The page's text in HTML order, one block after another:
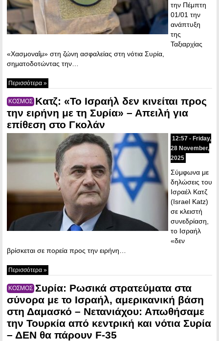
την Πέμπτη
01/01 την
ανάπτυξη
της
Ταξιαρχίας
«Χασμοναΐμ» στη ζώνη ασφαλείας στη νότια Συρία,
σηματοδοτώντας την…
Περισσότερα »
ΚΟΣΜΟΣ Κατζ: «Το Ισραήλ δεν κινείται προς
την ειρήνη με τη Συρία» – Απειλή για
επίθεση στο Γκολάν
12:57 - Friday,
28 November,
2025
Σύμφωνα με
δηλώσεις του
Ισραέλ Κατζ
(Israel Katz)
σε κλειστή
συνεδρίαση,
το Ισραήλ
«δεν
βρίσκεται σε πορεία προς την ειρήνη…
Περισσότερα »
ΚΟΣΜΟΣ Συρία: Ρωσικά στρατεύματα στα
σύνορα με το Ισραήλ, αμερικανική βάση
στη Δαμασκό – Νετανιάχου: Απωθήσαμε
την Τουρκία από κεντρική και νότια Συρία
– ΔΕΝ θα πάρουν F-35